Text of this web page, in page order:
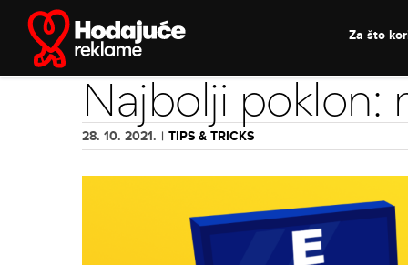
content
Za što
Najbolji poklon:
28. 10. 2021. | TIPS & TRICKS